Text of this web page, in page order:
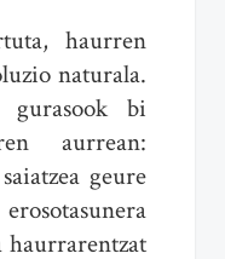
haurren
naturala.
gurasook bi
aurrean:
geure
haurrarentzat